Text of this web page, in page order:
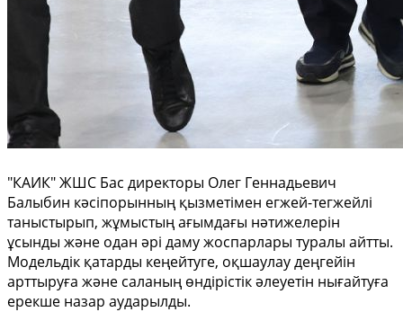
"КАИК" ЖШС Бас директоры Олег Геннадьевич
Балыбин кәсіпорынның қызметімен егжей-тегжейлі
таныстырып, жұмыстың ағымдағы нәтижелерін
ұсынды және одан әрі даму жоспарлары туралы айтты.
Модельдік қатарды кеңейтуге, оқшаулау деңгейін
арттыруға және саланың өндірістік әлеуетін нығайтуға
ерекше назар аударылды.